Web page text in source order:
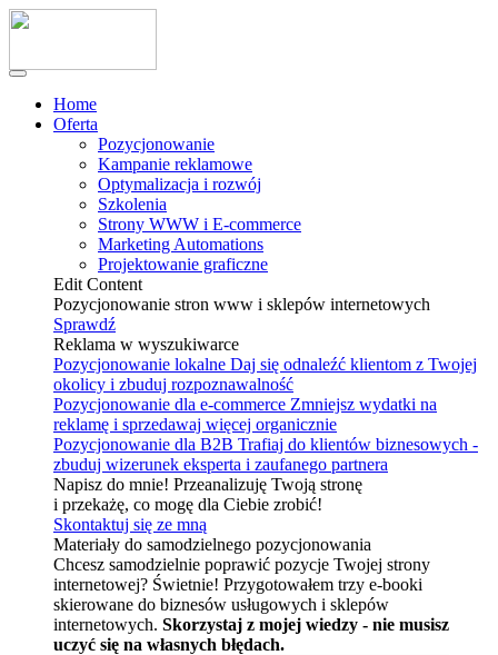
Home
Oferta
Pozycjonowanie
Kampanie reklamowe
Optymalizacja i rozwój
Szkolenia
Strony WWW i E-commerce
Marketing Automations
Projektowanie graficzne
Edit Content
Pozycjonowanie stron www i sklepów internetowych
Sprawdź
Reklama w wyszukiwarce
Pozycjonowanie lokalne Daj się odnaleźć klientom z Twojej
okolicy i zbuduj rozpoznawalność
Pozycjonowanie dla e-commerce Zmniejsz wydatki na
reklamę i sprzedawaj więcej organicznie
Pozycjonowanie dla B2B Trafiaj do klientów biznesowych -
zbuduj wizerunek eksperta i zaufanego partnera
Napisz do mnie! Przeanalizuję Twoją stronę
i przekażę, co mogę dla Ciebie zrobić!
Skontaktuj się ze mną
Materiały do samodzielnego pozycjonowania
Chcesz samodzielnie poprawić pozycje Twojej strony
internetowej? Świetnie! Przygotowałem trzy e-booki
skierowane do biznesów usługowych i sklepów
internetowych. Skorzystaj z mojej wiedzy - nie musisz
uczyć się na własnych błędach.